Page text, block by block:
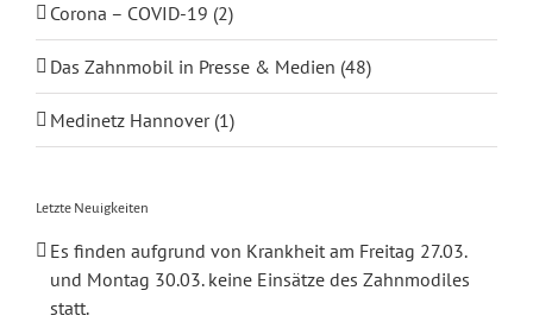
Corona – COVID-19 (2)
Das Zahnmobil in Presse & Medien (48)
Medinetz Hannover (1)
Letzte Neuigkeiten
Es finden aufgrund von Krankheit am Freitag 27.03.
und Montag 30.03. keine Einsätze des Zahnmodiles
statt.